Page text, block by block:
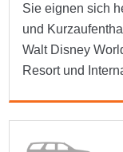
Sie eignen sich
und
Walt Disney
Resort und